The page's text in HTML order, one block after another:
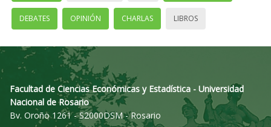
DEBATES OPINIÓN CHARLAS LIBROS
Facultad de Ciencias Económicas y Estadística - Universidad
Nacional de Rosario
Bv. Oroño 1261 - S2000DSM - Rosario